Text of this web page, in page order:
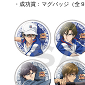
・成功賞：マグバッジ（全９